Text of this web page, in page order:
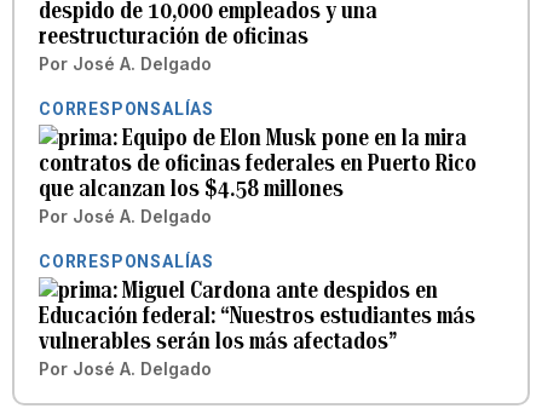
despido de 10,000 empleados y una
reestructuración de oficinas
Por José A. Delgado
CORRESPONSALÍAS
Equipo de Elon Musk pone en la mira
contratos de oficinas federales en Puerto Rico
que alcanzan los $4.58 millones
Por José A. Delgado
CORRESPONSALÍAS
Miguel Cardona ante despidos en
Educación federal: “Nuestros estudiantes más
vulnerables serán los más afectados”
Por José A. Delgado